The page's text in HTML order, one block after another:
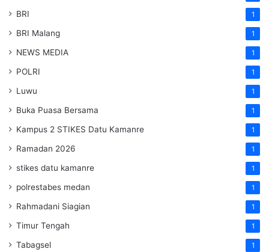
BRI 1
BRI Malang 1
NEWS MEDIA 1
POLRI 1
Luwu 1
Buka Puasa Bersama 1
Kampus 2 STIKES Datu Kamanre 1
Ramadan 2026 1
stikes datu kamanre 1
polrestabes medan 1
Rahmadani Siagian 1
Timur Tengah 1
Tabagsel 1